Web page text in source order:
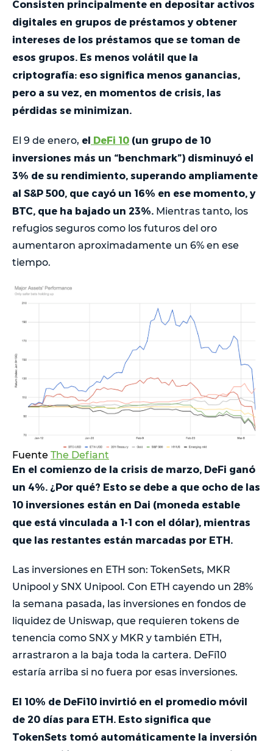
Consisten principalmente en depositar activos
digitales en grupos de préstamos y obtener
intereses de los préstamos que se toman de
esos grupos. Es menos volátil que la
criptografía: eso significa menos ganancias,
pero a su vez, en momentos de crisis, las
pérdidas se minimizan.
El 9 de enero, el DeFi 10 (un grupo de 10
inversiones más un “benchmark”) disminuyó el
3% de su rendimiento, superando ampliamente
al S&P 500, que cayó un 16% en ese momento, y
BTC, que ha bajado un 23%. Mientras tanto, los
refugios seguros como los futuros del oro
aumentaron aproximadamente un 6% en ese
tiempo.
Fuente The Defiant
En el comienzo de la crisis de marzo, DeFi ganó
un 4%. ¿Por qué? Esto se debe a que ocho de las
10 inversiones están en Dai (moneda estable
que está vinculada a 1-1 con el dólar), mientras
que las restantes están marcadas por ETH.
Las inversiones en ETH son: TokenSets, MKR
Unipool y SNX Unipool. Con ETH cayendo un 28%
la semana pasada, las inversiones en fondos de
liquidez de Uniswap, que requieren tokens de
tenencia como SNX y MKR y también ETH,
arrastraron a la baja toda la cartera. DeFi10
estaría arriba si no fuera por esas inversiones.
El 10% de DeFi10 invirtió en el promedio móvil
de 20 días para ETH. Esto significa que
TokenSets tomó automáticamente la inversión